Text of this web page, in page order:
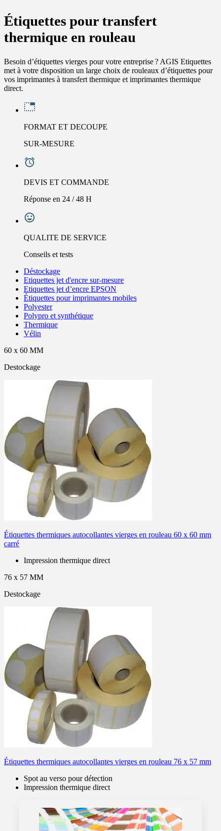
Étiquettes pour transfert
thermique en rouleau
Besoin d’étiquettes vierges pour votre entreprise ? AGIS Etiquettes
met à votre disposition un large choix de rouleaux d’étiquettes pour
vos imprimantes à transfert thermique et imprimantes thermique
direct.
FORMAT ET DECOUPE
SUR-MESURE
DEVIS ET COMMANDE
Réponse en 24 / 48 H
QUALITE DE SERVICE
Conseils et tests
Déstockage
Etiquettes jet d'encre sur-mesure
Etiquettes jet d’encre EPSON
Étiquettes pour imprimantes mobiles
Polyester
Polypro et synthétique
Thermique
Vélin
60 x 60 MM
Destockage
Étiquettes thermiques autocollantes vierges en rouleau 60 x 60 mm
carré
Impression thermique direct
76 x 57 MM
Destockage
Étiquettes thermiques autocollantes vierges en rouleau 76 x 57 mm
Spot au verso pour détection
Impression thermique direct